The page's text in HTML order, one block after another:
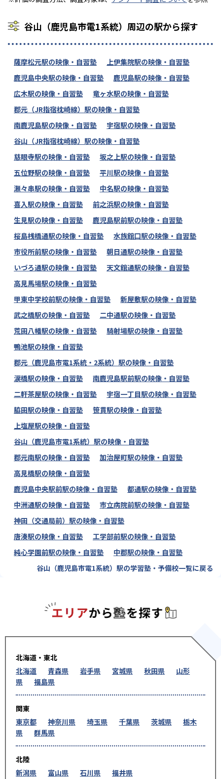
谷山（鹿児島市電1系統）周辺の駅から探す
薩摩松元駅の映像・自習塾
上伊集院駅の映像・自習塾
鹿児島中央駅の映像・自習塾
鹿児島駅の映像・自習塾
広木駅の映像・自習塾
竜ヶ水駅の映像・自習塾
郡元（JR指宿枕崎線）駅の映像・自習塾
南鹿児島駅の映像・自習塾
宇宿駅の映像・自習塾
谷山（JR指宿枕崎線）駅の映像・自習塾
慈眼寺駅の映像・自習塾
坂之上駅の映像・自習塾
五位野駅の映像・自習塾
平川駅の映像・自習塾
瀬々串駅の映像・自習塾
中名駅の映像・自習塾
喜入駅の映像・自習塾
前之浜駅の映像・自習塾
生見駅の映像・自習塾
鹿児島駅前駅の映像・自習塾
桜島桟橋通駅の映像・自習塾
水族館口駅の映像・自習塾
市役所前駅の映像・自習塾
朝日通駅の映像・自習塾
いづろ通駅の映像・自習塾
天文館通駅の映像・自習塾
高見馬場駅の映像・自習塾
甲東中学校前駅の映像・自習塾
新屋敷駅の映像・自習塾
武之橋駅の映像・自習塾
二中通駅の映像・自習塾
荒田八幡駅の映像・自習塾
騎射場駅の映像・自習塾
鴨池駅の映像・自習塾
郡元（鹿児島市電1系統・2系統）駅の映像・自習塾
涙橋駅の映像・自習塾
南鹿児島駅前駅の映像・自習塾
二軒茶屋駅の映像・自習塾
宇宿一丁目駅の映像・自習塾
脇田駅の映像・自習塾
笹貫駅の映像・自習塾
上塩屋駅の映像・自習塾
谷山（鹿児島市電1系統）駅の映像・自習塾
郡元南駅の映像・自習塾
加治屋町駅の映像・自習塾
高見橋駅の映像・自習塾
鹿児島中央駅前駅の映像・自習塾
都通駅の映像・自習塾
中洲通駅の映像・自習塾
市立病院前駅の映像・自習塾
神田（交通局前）駅の映像・自習塾
唐湊駅の映像・自習塾
工学部前駅の映像・自習塾
純心学園前駅の映像・自習塾
中郡駅の映像・自習塾
谷山（鹿児島市電1系統）駅の学習塾・予備校一覧に戻る
北海道・東北
北海道
青森県 岩手県 宮城県 秋田県
山形
県
福島県
関東
東京都
神奈川県 埼玉県 千葉県 茨城県
栃木
県
群馬県
北陸
新潟県
富山県 石川県 福井県